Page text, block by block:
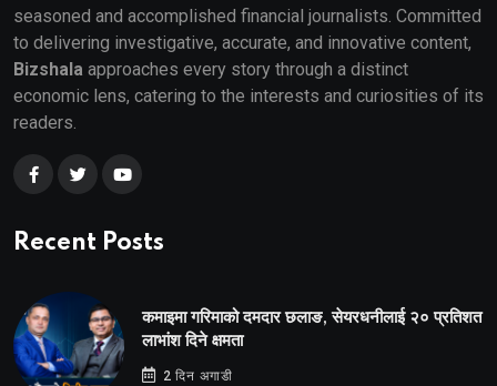
seasoned and accomplished financial journalists. Committed
to delivering investigative, accurate, and innovative content,
Bizshala approaches every story through a distinct
economic lens, catering to the interests and curiosities of its
readers.
Recent Posts
कमाइमा गरिमाको दमदार छलाङ, सेयरधनीलाई २० प्रतिशत
लाभांश दिने क्षमता
2 दिन अगाडी